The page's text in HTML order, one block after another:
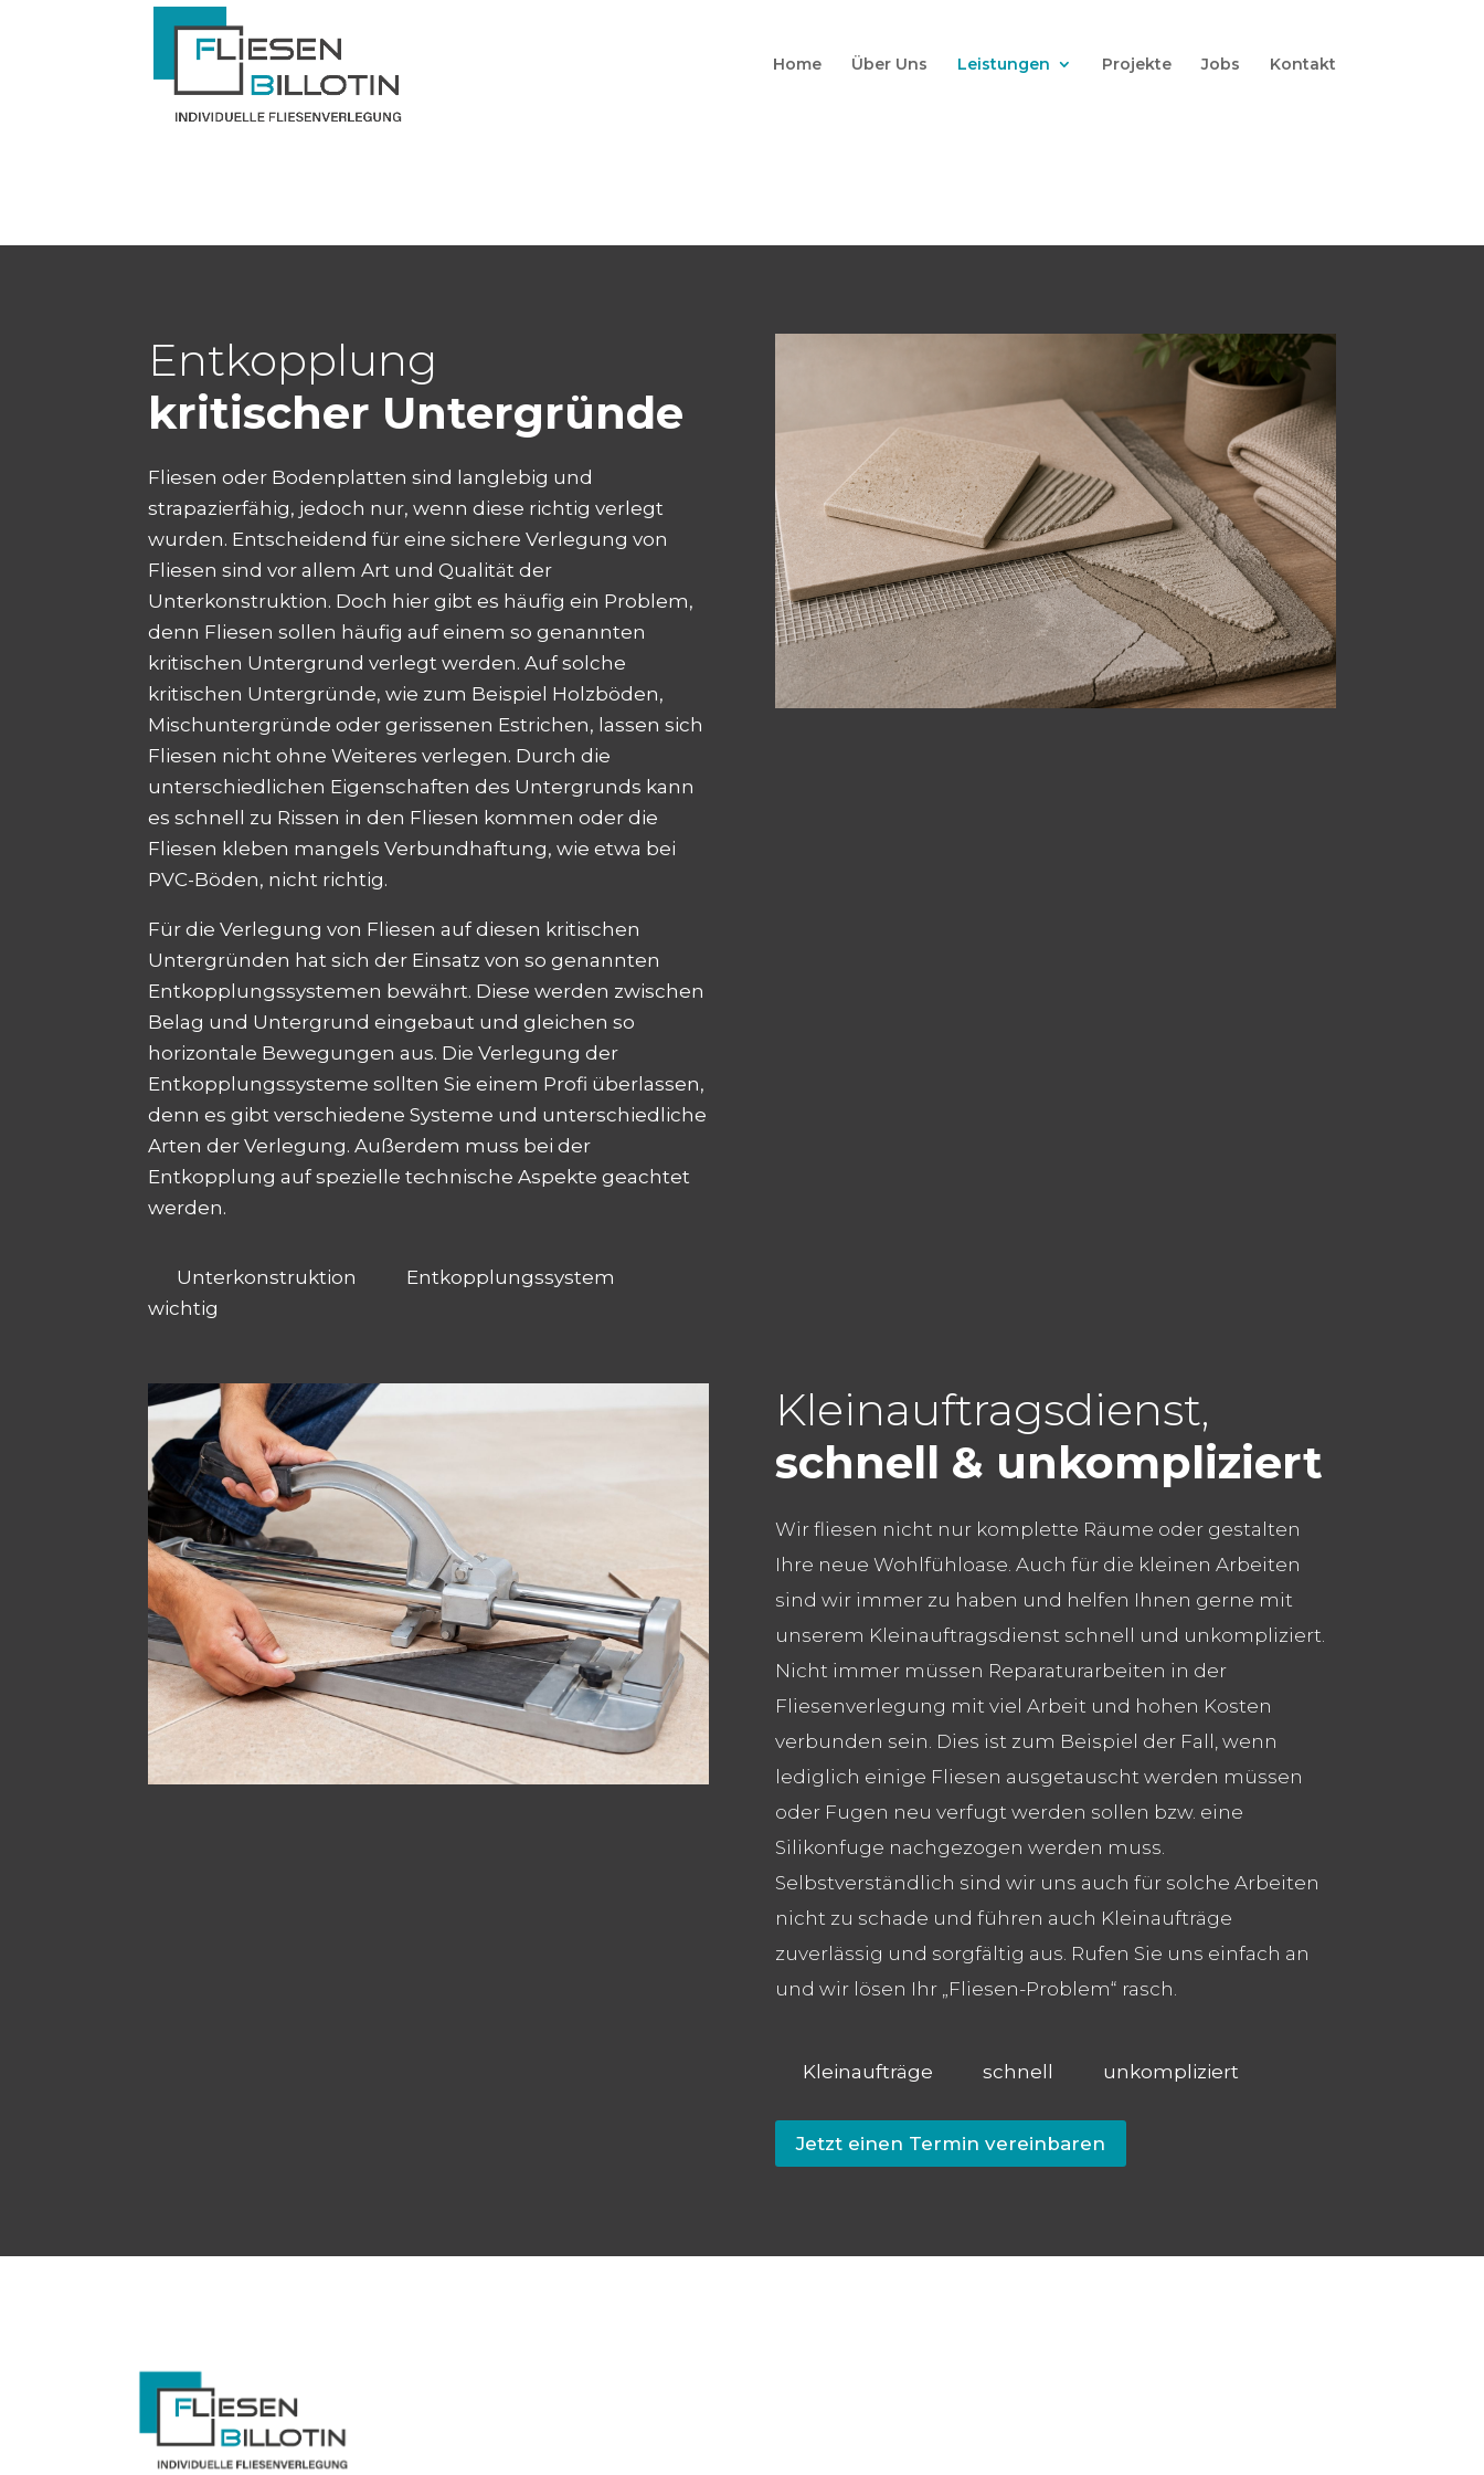
Home Über Uns Leistungen Projekte Jobs Kontakt
Entkopplung
kritischer Untergründe
Fliesen oder Bodenplatten sind langlebig und
strapazierfähig, jedoch nur, wenn diese richtig verlegt
wurden. Entscheidend für eine sichere Verlegung von
Fliesen sind vor allem Art und Qualität der
Unterkonstruktion. Doch hier gibt es häufig ein Problem,
denn Fliesen sollen häufig auf einem so genannten
kritischen Untergrund verlegt werden. Auf solche
kritischen Untergründe, wie zum Beispiel Holzböden,
Mischuntergründe oder gerissenen Estrichen, lassen sich
Fliesen nicht ohne Weiteres verlegen. Durch die
unterschiedlichen Eigenschaften des Untergrunds kann
es schnell zu Rissen in den Fliesen kommen oder die
Fliesen kleben mangels Verbundhaftung, wie etwa bei
PVC-Böden, nicht richtig.
Für die Verlegung von Fliesen auf diesen kritischen
Untergründen hat sich der Einsatz von so genannten
Entkopplungssystemen bewährt. Diese werden zwischen
Belag und Untergrund eingebaut und gleichen so
horizontale Bewegungen aus. Die Verlegung der
Entkopplungssysteme sollten Sie einem Profi überlassen,
denn es gibt verschiedene Systeme und unterschiedliche
Arten der Verlegung. Außerdem muss bei der
Entkopplung auf spezielle technische Aspekte geachtet
werden.
Unterkonstruktion
Entkopplungssystem
wichtig
Kleinauftragsdienst,
schnell & unkompliziert
Wir fliesen nicht nur komplette Räume oder gestalten
Ihre neue Wohlfühloase. Auch für die kleinen Arbeiten
sind wir immer zu haben und helfen Ihnen gerne mit
unserem Kleinauftragsdienst schnell und unkompliziert.
Nicht immer müssen Reparaturarbeiten in der
Fliesenverlegung mit viel Arbeit und hohen Kosten
verbunden sein. Dies ist zum Beispiel der Fall, wenn
lediglich einige Fliesen ausgetauscht werden müssen
oder Fugen neu verfugt werden sollen bzw. eine
Silikonfuge nachgezogen werden muss.
Selbstverständlich sind wir uns auch für solche Arbeiten
nicht zu schade und führen auch Kleinaufträge
zuverlässig und sorgfältig aus. Rufen Sie uns einfach an
und wir lösen Ihr „Fliesen-Problem“ rasch.
Kleinaufträge schnell unkompliziert
Jetzt einen Termin vereinbaren